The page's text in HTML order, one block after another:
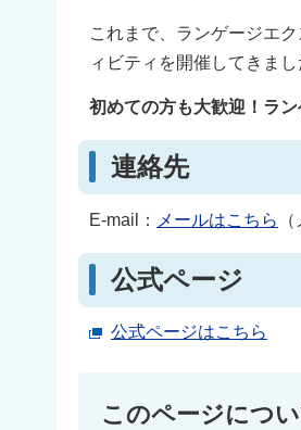
これまで、ランゲージエ
ィビティを開催してきま
初めての方も大歓迎！ラ
連絡先
E-mail： メールはこちら
公式ページ
公式ページはこちら
このページにつ